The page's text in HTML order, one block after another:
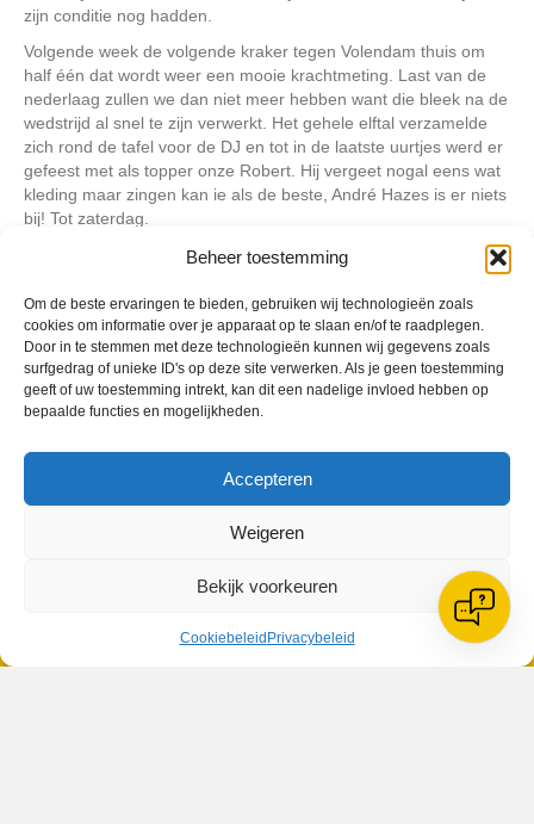
Beheer toestemming
Om de beste ervaringen te bieden, gebruiken wij technologieën zoals
cookies om informatie over je apparaat op te slaan en/of te raadplegen.
Door in te stemmen met deze technologieën kunnen wij gegevens zoals
surfgedrag of unieke ID's op deze site verwerken. Als je geen toestemming
geeft of uw toestemming intrekt, kan dit een nadelige invloed hebben op
bepaalde functies en mogelijkheden.
Accepteren
Weigeren
Bekijk voorkeuren
Cookiebeleid Privacybeleid
zijn conditie nog hadden.
Volgende week de volgende kraker tegen Volendam thuis om
half één dat wordt weer een mooie krachtmeting. Last van de
nederlaag zullen we dan niet meer hebben want die bleek na de
wedstrijd al snel te zijn verwerkt. Het gehele elftal verzamelde
zich rond de tafel voor de DJ en tot in de laatste uurtjes werd er
gefeest met als topper onze Robert. Hij vergeet nogal eens wat
kleding maar zingen kan ie als de beste, André Hazes is er niets
bij! Tot zaterdag.
Geplaatst inBerichten seizoen 2018-2019
De Wending, Lotte Beesedijk 1